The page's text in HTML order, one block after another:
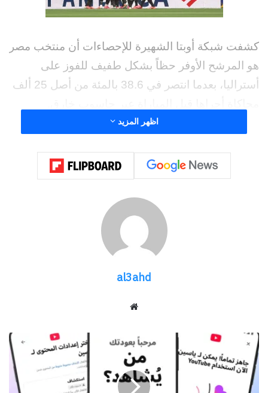
كشفت شبكة أوبتا الشهيرة للإحصاءات أن منتخب مصر
هو المرشح الأوفر حظاً بشكل طفيف للفوز على
أستراليا، بعدما انتصر في 38.6 بالمئة من أصل 25 ألف
وستكون هذه ثالث مباراة لأستراليا في الأدوار
الإقصائية بكأس العالم، إذ خسرت المباراتين السابقتين
أمام بطل النسخة لاحقاً، بسقوطها 1-صفر أمام إيطاليا
أما منتخب مصر، فسيخوض ثاني مباراة إقصائية في
تاريخه بكأس العالم، بعدما كانت مشاركته الأولى في
التقى المنتخبان مرتين فقط على مستوى المنتخب
اظهر المزيد
al3ahd
حماية
الأطفال
على
يوتيوب...